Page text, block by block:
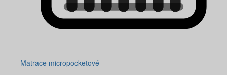
Matrace micropocketové